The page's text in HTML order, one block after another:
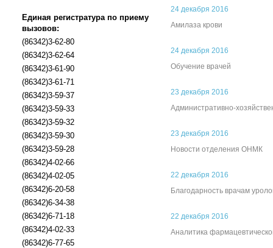
Единая регистратура по приему
вызовов:
(86342)3-62-80
(86342)3-62-64
(86342)3-61-90
(86342)3-61-71
(86342)3-59-37
(86342)3-59-33
(86342)3-59-32
(86342)3-59-30
(86342)3-59-28
(86342)4-02-66
(86342)4-02-05
(86342)6-20-58
(86342)6-34-38
(86342)6-71-18
(86342)4-02-33
(86342)6-77-65
24 декабря 2016
Амилаза крови
24 декабря 2016
Обучение врачей
23 декабря 2016
Административно-
23 декабря 2016
Новости отделения ОНМК
22 декабря 2016
Благодарность врачам
22 декабря 2016
Аналитика